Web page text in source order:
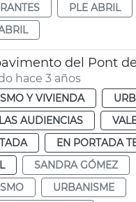
PLE ABRIL
del Pont
hace 3 años
Y VIVIENDA
AUDIENCIAS
EN PORTADA
SANDRA GÓMEZ
URBANISME